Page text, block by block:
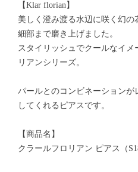
【Klar florian】
美しく澄み渡る水辺に咲く幻
細部まで磨き上げました。
スタイリッシュでクールなイメ
リアンシリーズ。
パールとのコンビネーションが
してくれるピアスです。
【商品名】
クラールフロリアン ピアス（